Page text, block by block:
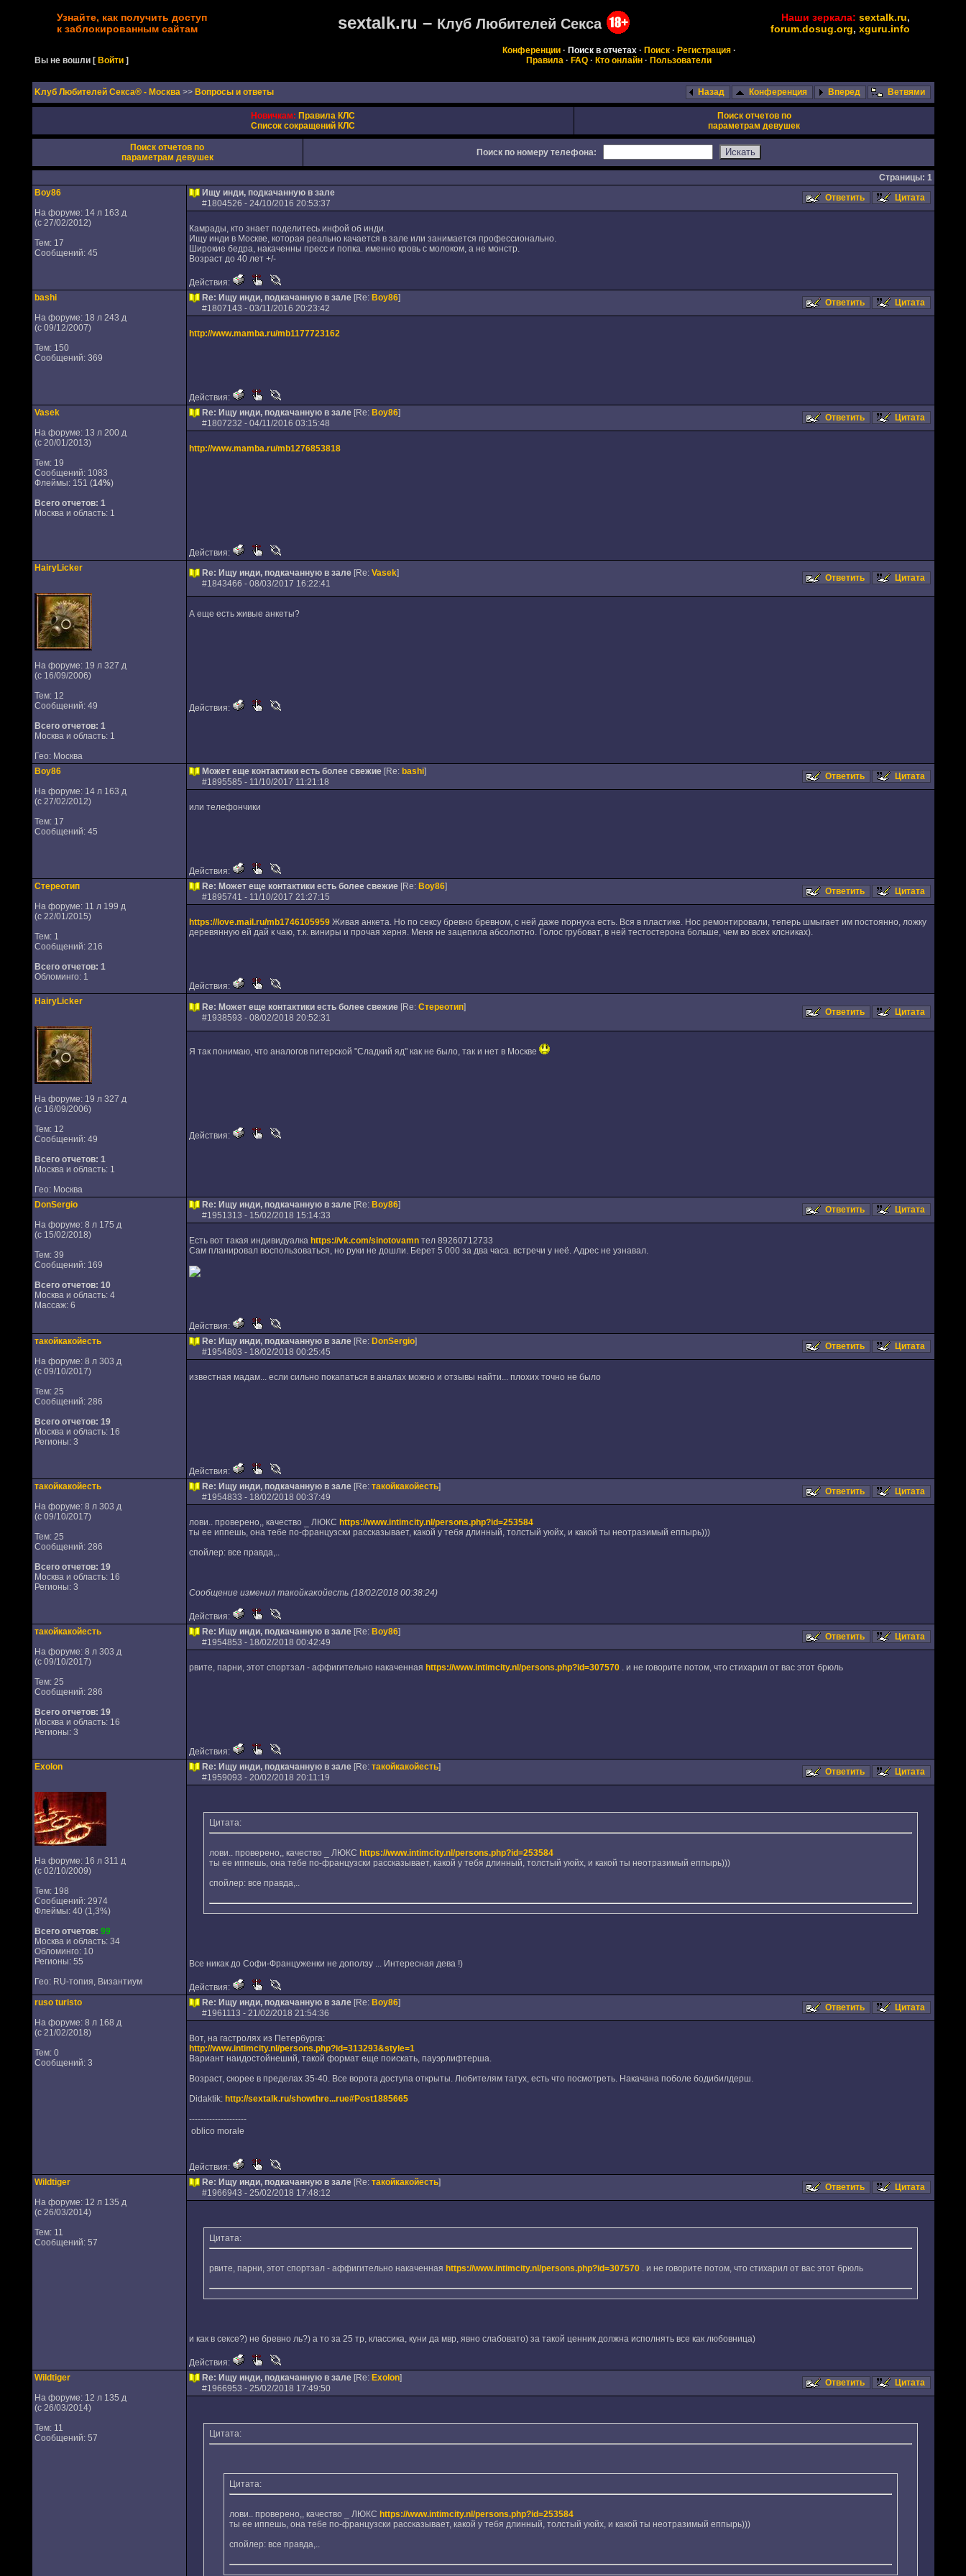
Узнайте, как получить доступ
к заблокированным сайтам
sextalk.ru – Клуб Любителей Секса Наши зеркала: sextalk.ru,
forum.dosug.org, xguru.info
Вы не вошли [Войти ]
Конференции· Поиск в отчетах· Поиск· Регистрация·
Правила · FAQ · Кто онлайн · Пользователи
Kлуб Любителей Секса® - Москва >> Вопросы и ответы Назад Конференция Вперед Ветвями
Новичкам: Правила КЛС
Список сокращений КЛС
Поиск отчетов по
параметрам девушек
Поиск отчетов по
параметрам девушек
Поиск по номеру телефона:
Страницы: 1
Boy86
На форуме: 14 л 163 д
(с 27/02/2012)
Тем: 17
Сообщений: 45
Ищу инди, подкачанную в зале
#1804526 - 24/10/2016 20:53:37
Ответить Цитата
Камрады, кто знает поделитесь инфой об инди.
Ищу инди в Москве, которая реально качается в зале или занимается профессионально.
Широкие бедра, накаченны пресс и попка. именно кровь с молоком, а не монстр.
Возраст до 40 лет +/-
Действия:
bashi
На форуме: 18 л 243 д
(с 09/12/2007)
Тем: 150
Сообщений: 369
Re: Ищу инди, подкачанную в зале [Re: Boy86]
#1807143 - 03/11/2016 20:23:42
Ответить Цитата
http://www.mamba.ru/mb1177723162
Действия:
Vasek
На форуме: 13 л 200 д
(с 20/01/2013)
Тем: 19
Сообщений: 1083
Флеймы: 151 (14%)
Всего отчетов: 1
Москва и область: 1
Re: Ищу инди, подкачанную в зале [Re: Boy86]
#1807232 - 04/11/2016 03:15:48
Ответить Цитата
http://www.mamba.ru/mb1276853818
Действия:
HairyLicker
На форуме: 19 л 327 д
(с 16/09/2006)
Тем: 12
Сообщений: 49
Всего отчетов: 1
Москва и область: 1
Гео: Москва
Re: Ищу инди, подкачанную в зале [Re: Vasek]
#1843466 - 08/03/2017 16:22:41
Ответить Цитата
А еще есть живые анкеты?
Действия:
Boy86
На форуме: 14 л 163 д
(с 27/02/2012)
Тем: 17
Сообщений: 45
Может еще контактики есть более свежие [Re: bashi]
#1895585 - 11/10/2017 11:21:18
Ответить Цитата
или телефончики
Действия:
Стереотип
На форуме: 11 л 199 д
(с 22/01/2015)
Тем: 1
Сообщений: 216
Всего отчетов: 1
Обломинго: 1
Re: Может еще контактики есть более свежие [Re: Boy86]
#1895741 - 11/10/2017 21:27:15
Ответить Цитата
https://love.mail.ru/mb1746105959Живая анкета. Но по сексу бревно бревном, с ней даже порнуха есть. Вся в пластике. Нос ремонтировали, теперь шмыгает им постоянно, ложку
деревянную ей дай к чаю, т.к. виниры и прочая херня. Меня не зацепила абсолютно. Голос грубоват, в ней тестостерона больше, чем во всех клсниках).
Действия:
HairyLicker
На форуме: 19 л 327 д
(с 16/09/2006)
Тем: 12
Сообщений: 49
Всего отчетов: 1
Москва и область: 1
Гео: Москва
Re: Может еще контактики есть более свежие [Re: Стереотип]
#1938593 - 08/02/2018 20:52:31
Ответить Цитата
Я так понимаю, что аналогов питерской "Сладкий яд" как не было, так и нет в Москве
Действия:
DonSergio
На форуме: 8 л 175 д
(с 15/02/2018)
Тем: 39
Сообщений: 169
Всего отчетов: 10
Москва и область: 4
Массаж: 6
Re: Ищу инди, подкачанную в зале [Re: Boy86]
#1951313 - 15/02/2018 15:14:33
Ответить Цитата
Есть вот такая индивидуалка https://vk.com/sinotovamnтел 89260712733
Сам планировал воспользоваться, но руки не дошли. Берет 5 000 за два часа. встречи у неё. Адрес не узнавал.
Действия:
такойкакойесть
На форуме: 8 л 303 д
(с 09/10/2017)
Тем: 25
Сообщений: 286
Всего отчетов: 19
Москва и область: 16
Регионы: 3
Re: Ищу инди, подкачанную в зале [Re: DonSergio]
#1954803 - 18/02/2018 00:25:45
Ответить Цитата
известная мадам... если сильно покапаться в аналах можно и отзывы найти... плохих точно не было
Действия:
такойкакойесть
На форуме: 8 л 303 д
(с 09/10/2017)
Тем: 25
Сообщений: 286
Всего отчетов: 19
Москва и область: 16
Регионы: 3
Re: Ищу инди, подкачанную в зале [Re: такойкакойесть]
#1954833 - 18/02/2018 00:37:49
Ответить Цитата
лови.. проверено,, качество _ ЛЮКС https://www.intimcity.nl/persons.php?id=253584
ты ее иппешь, она тебе по-французски рассказывает, какой у тебя длинный, толстый уюйх, и какой ты неотразимый еппырь)))
спойлер: все правда,..
Сообщение изменил такойкакойесть (18/02/2018 00:38:24)
Действия:
такойкакойесть
На форуме: 8 л 303 д
(с 09/10/2017)
Тем: 25
Сообщений: 286
Всего отчетов: 19
Москва и область: 16
Регионы: 3
Re: Ищу инди, подкачанную в зале [Re: Boy86]
#1954853 - 18/02/2018 00:42:49
Ответить Цитата
рвите, парни, этот спортзал - аффигительно накаченная https://www.intimcity.nl/persons.php?id=307570. и не говорите потом, что стихарил от вас этот брюль
Действия:
Exolon
На форуме: 16 л 311 д
(с 02/10/2009)
Тем: 198
Сообщений: 2974
Флеймы: 40 (1,3%)
Всего отчетов: 99
Москва и область: 34
Обломинго: 10
Регионы: 55
Гео: RU-топия, Византиум
Re: Ищу инди, подкачанную в зале [Re: такойкакойесть]
#1959093 - 20/02/2018 20:11:19
Ответить Цитата
Цитата:
лови.. проверено,, качество _ ЛЮКС https://www.intimcity.nl/persons.php?id=253584
ты ее иппешь, она тебе по-французски рассказывает, какой у тебя длинный, толстый уюйх, и какой ты неотразимый еппырь)))
спойлер: все правда,..
Все никак до Софи-Француженки не доползу ... Интересная дева !)
Действия:
ruso turisto
На форуме: 8 л 168 д
(с 21/02/2018)
Тем: 0
Сообщений: 3
Re: Ищу инди, подкачанную в зале [Re: Boy86]
#1961113 - 21/02/2018 21:54:36
Ответить Цитата
Вот, на гастролях из Петербурга:
http://www.intimcity.nl/persons.php?id=313293&style=1
Вариант наидостойнеший, такой формат еще поискать, пауэрлифтерша.
Возраст, скорее в пределах 35-40. Все ворота доступа открыты. Любителям татух, есть что посмотреть. Накачана поболе бодибилдерш.
Didaktik: http://sextalk.ru/showthre...rue#Post1885665
--------------------
oblico morale
Действия:
Wildtiger
На форуме: 12 л 135 д
(с 26/03/2014)
Тем: 11
Сообщений: 57
Re: Ищу инди, подкачанную в зале [Re: такойкакойесть]
#1966943 - 25/02/2018 17:48:12
Ответить Цитата
Цитата:
рвите, парни, этот спортзал - аффигительно накаченная https://www.intimcity.nl/persons.php?id=307570. и не говорите потом, что стихарил от вас этот брюль
и как в сексе?) не бревно ль?) а то за 25 тр, классика, куни да мвр, явно слабовато) за такой ценник должна исполнять все как любовница)
Действия:
Wildtiger
На форуме: 12 л 135 д
(с 26/03/2014)
Тем: 11
Сообщений: 57
Re: Ищу инди, подкачанную в зале [Re: Exolon]
#1966953 - 25/02/2018 17:49:50
Ответить Цитата
Цитата:
Цитата:
лови.. проверено,, качество _ ЛЮКС https://www.intimcity.nl/persons.php?id=253584
ты ее иппешь, она тебе по-французски рассказывает, какой у тебя длинный, толстый уюйх, и какой ты неотразимый еппырь)))
спойлер: все правда,..